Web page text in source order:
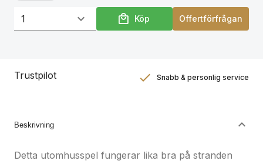
Köp Offertförfrågan
Trustpilot Snabb & personlig service
Beskrivning
Detta utomhusspel fungerar lika bra på stranden